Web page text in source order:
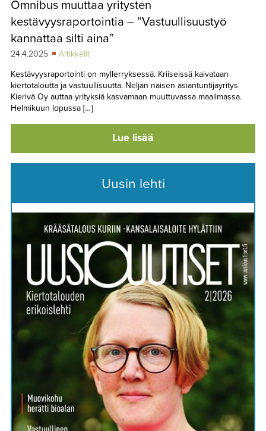
TAPAHTUMAT
YHTEYSTIEDOT
Omnibus muuttaa yritysten
kestävyysraportointia – ”Vastuullisuustyö
kannattaa silti aina”
24.4.2025
Artikkelit
Kestävyysraportointi on myllerryksessä. Kriiseissä kaivataan
kiertotaloutta ja vastuullisuutta. Neljän naisen asiantuntijayritys
Kierivä Oy auttaa yrityksiä kasvamaan muuttuvassa maailmassa.
Helmikuun lopussa […]
Lue lisää
Uusin lehti